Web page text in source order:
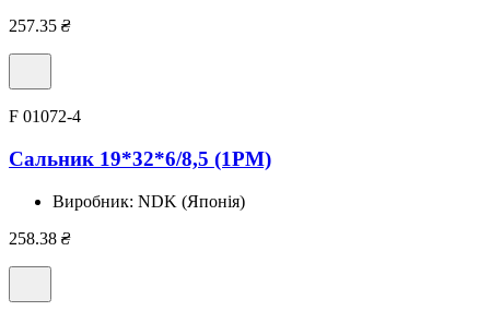
257.35 ₴
F 01072-4
Сальник 19*32*6/8,5 (1PM)
Виробник: NDK (Японія)
258.38 ₴